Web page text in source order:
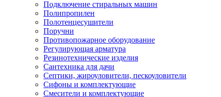
Подключение стиральных машин
Полипропилен
Полотенцесушители
Поручни
Противопожарное оборудование
Регулирующая арматура
Резинотехнические изделия
Сантехника для дачи
Септики, жироуловители, пескоуловители
Сифоны и комплектующие
Смесители и комплектующие